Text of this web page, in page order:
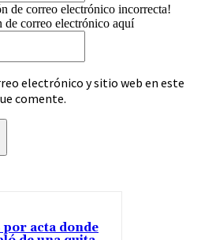
de correo electrónico incorrecta!
de correo electrónico aquí
electrónico y sitio web en este
comente.
por acta donde